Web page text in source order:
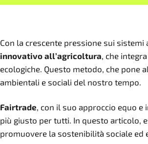
Con la crescente pressione sui
innovativo all’agricoltura, che
ecologiche. Questo metodo, che
ambientali e sociali del nostro tempo.
Fairtrade, con il suo approccio equo
più giusto per tutti. In questo articolo,
promuovere la sostenibilità sociale ed